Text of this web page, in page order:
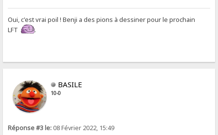
Oui, c'est vrai poil ! Benji a des pions à dessiner pour le prochain
LFT
.
BASILE
10-0
Réponse #3 le: 08 Février 2022, 15:49